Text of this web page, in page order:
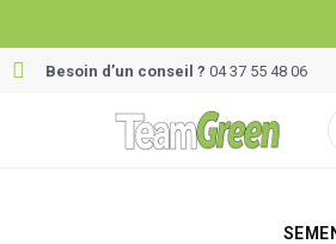
Besoin d’un conseil ? 04 37 55 48 06